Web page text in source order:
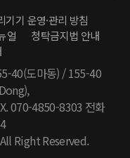
기기 운영·관리 방침
얼
청탁금지법 안내
40(도마동) / 155-40
070-4850-8303 전화
Right Reserved.